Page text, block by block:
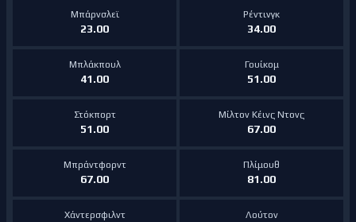
Μπάρνσλεϊ
23.00
Ρέντινγκ
34.00
Μπλάκπουλ
41.00
Γουίκομ
51.00
Στόκπορτ
51.00
Μίλτον Κέινς Ντονς
67.00
Μπράντφορντ
67.00
Πλίμουθ
81.00
Χάντερσφιλντ Λούτον